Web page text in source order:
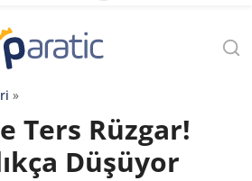
»
Ters Rüzgar!
Düşüyor